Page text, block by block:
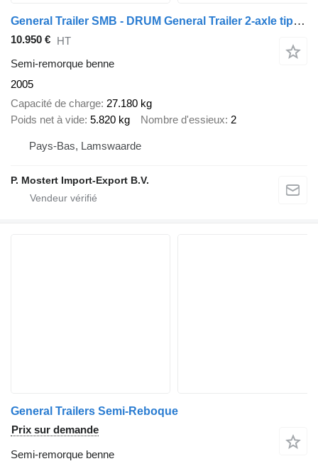
General Trailer SMB - DRUM General Trailer 2-axle tipper - SMB axles - D
10.950 € HT
Semi-remorque benne
2005
Capacité de charge 27.180 kg
Poids net à vide 5.820 kg Nombre d'essieux 2
Pays-Bas, Lamswaarde
P. Mostert Import-Export B.V.
General Trailers Semi-Reboque
Prix sur demande
Semi-remorque benne